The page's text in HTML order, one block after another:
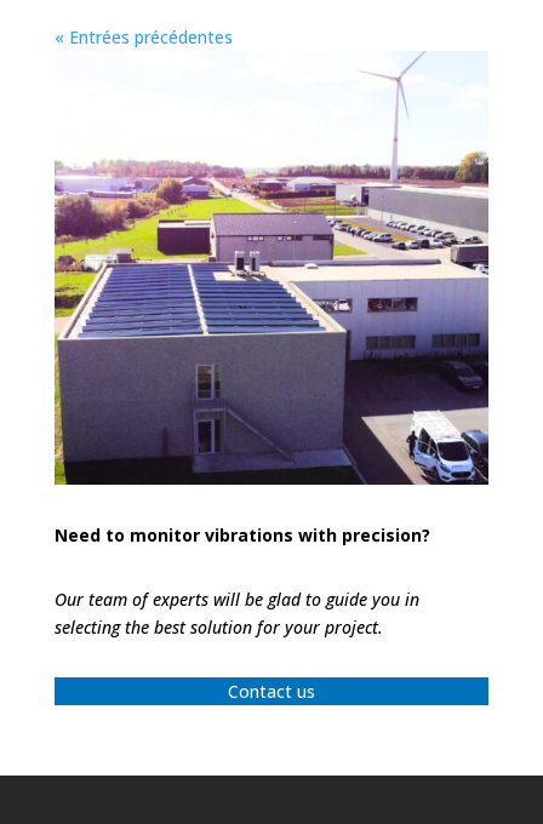
« Entrées précédentes
Need to monitor vibrations with precision?
Our team of experts will be glad to guide you in
selecting the best solution for your project.
Contact us